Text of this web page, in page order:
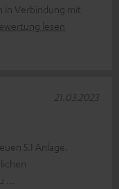
in Verbindung mit
lesen
5.1 Anlage.
21.03.2023